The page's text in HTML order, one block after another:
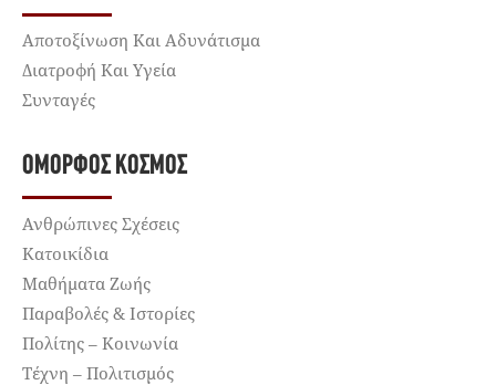
Αποτοξίνωση Και Αδυνάτισμα
Διατροφή Και Υγεία
Συνταγές
ΌΜΟΡΦΟΣ ΚΌΣΜΟΣ
Ανθρώπινες Σχέσεις
Κατοικίδια
Μαθήματα Ζωής
Παραβολές & Ιστορίες
Πολίτης – Κοινωνία
Τέχνη – Πολιτισμός